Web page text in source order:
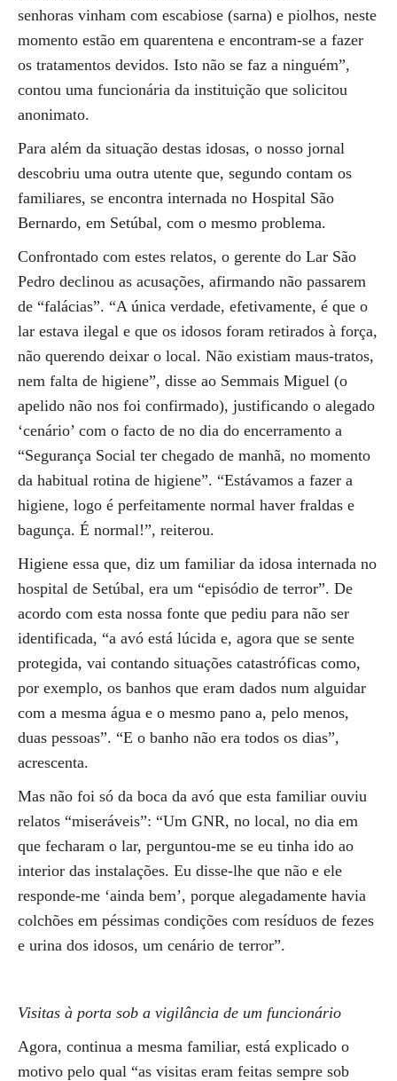
senhoras vinham com escabiose (sarna) e piolhos, neste
momento estão em quarentena e encontram-se a fazer
os tratamentos devidos. Isto não se faz a ninguém”,
contou uma funcionária da instituição que solicitou
anonimato.
Para além da situação destas idosas, o nosso jornal
descobriu uma outra utente que, segundo contam os
familiares, se encontra internada no Hospital São
Bernardo, em Setúbal, com o mesmo problema.
Confrontado com estes relatos, o gerente do Lar São
Pedro declinou as acusações, afirmando não passarem
de “falácias”. “A única verdade, efetivamente, é que o
lar estava ilegal e que os idosos foram retirados à força,
não querendo deixar o local. Não existiam maus-tratos,
nem falta de higiene”, disse ao Semmais Miguel (o
apelido não nos foi confirmado), justificando o alegado
‘cenário’ com o facto de no dia do encerramento a
“Segurança Social ter chegado de manhã, no momento
da habitual rotina de higiene”. “Estávamos a fazer a
higiene, logo é perfeitamente normal haver fraldas e
bagunça. É normal!”, reiterou.
Higiene essa que, diz um familiar da idosa internada no
hospital de Setúbal, era um “episódio de terror”. De
acordo com esta nossa fonte que pediu para não ser
identificada, “a avó está lúcida e, agora que se sente
protegida, vai contando situações catastróficas como,
por exemplo, os banhos que eram dados num alguidar
com a mesma água e o mesmo pano a, pelo menos,
duas pessoas”. “E o banho não era todos os dias”,
acrescenta.
Mas não foi só da boca da avó que esta familiar ouviu
relatos “miseráveis”: “Um GNR, no local, no dia em
que fecharam o lar, perguntou-me se eu tinha ido ao
interior das instalações. Eu disse-lhe que não e ele
responde-me ‘ainda bem’, porque alegadamente havia
colchões em péssimas condições com resíduos de fezes
e urina dos idosos, um cenário de terror”.
Visitas à porta sob a vigilância de um funcionário
Agora, continua a mesma familiar, está explicado o
motivo pelo qual “as visitas eram feitas sempre sob